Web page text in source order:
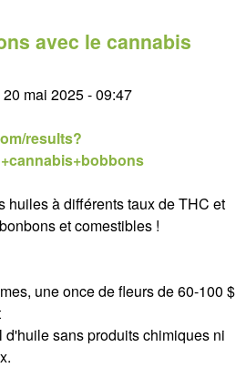
avec le cannabis
20 mai 2025 - 09:47
results?
huiles à différents taux de THC et
et comestibles !
une once de fleurs de 60-100 $
d'huile sans produits chimiques ni